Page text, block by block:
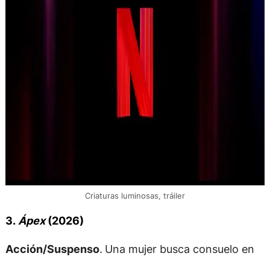
Criaturas luminosas, tráiler
3. Ápex(2026)
Acción/Suspenso. Una mujer busca consuelo en